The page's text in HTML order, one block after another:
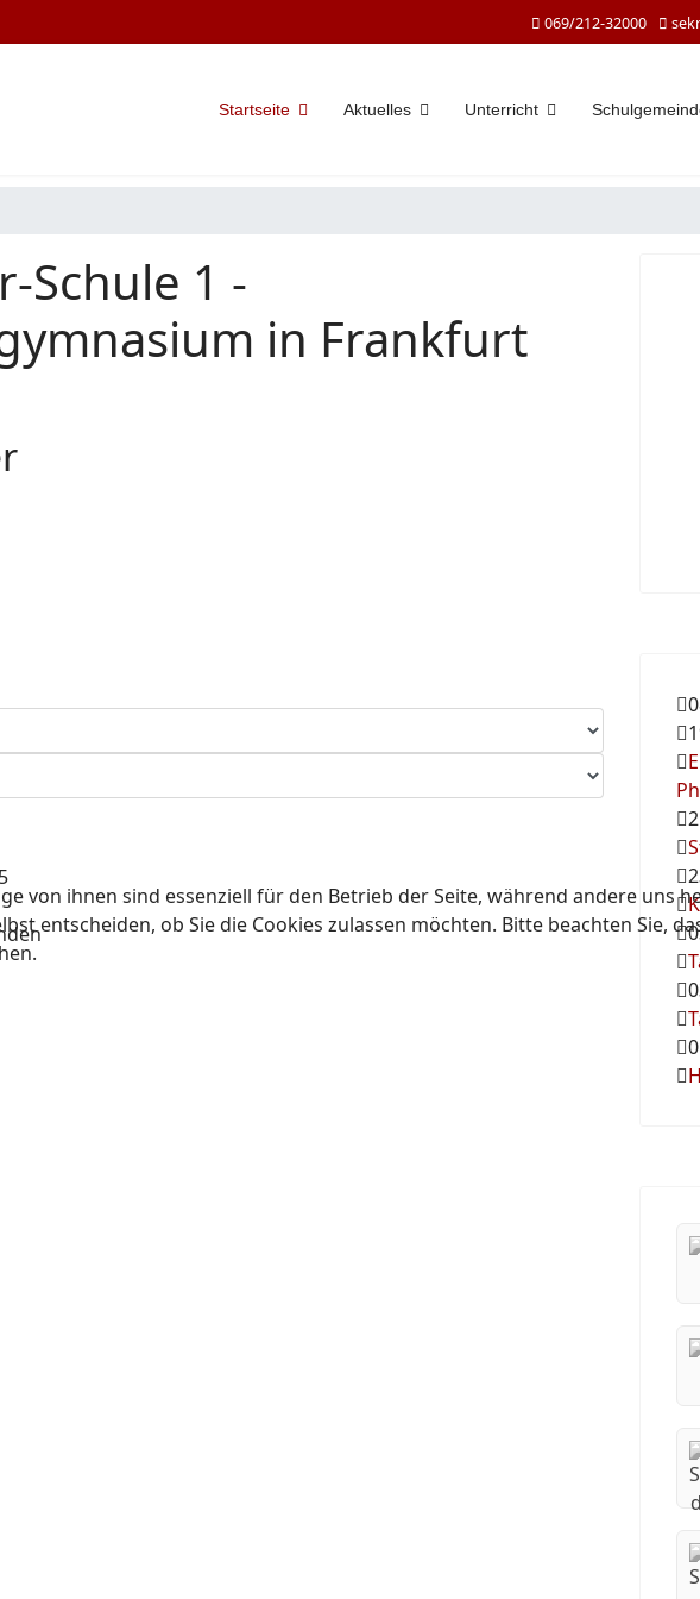
069/212-32000
Startseite Aktuelles Unterricht
Schule 1 -
in Frankfurt
von ihnen sind essenziell für den Betrieb der Seite, während andere uns
entscheiden, ob Sie die Cookies zulassen möchten. Bitte beachten Sie,